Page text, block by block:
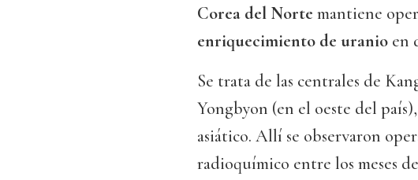
Corea del Norte mantiene
enriquecimiento de uranio en
Se trata de las centrales de
Yongbyon (en el oeste del
asiático. Allí se observaron
radioquímico entre los meses